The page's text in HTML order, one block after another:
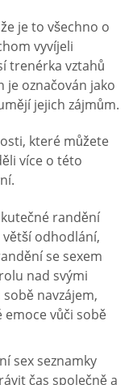
je to všechno o
vyvíjeli
trenérka vztahů
je označován jako
jejich zájmům.
které můžete
více o této
randění
větší odhodlání,
se sexem
nad svými
navzájem,
vůči sobě
sex seznamky
čas společně a